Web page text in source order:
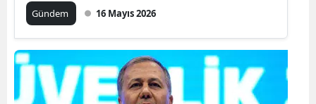
Gündem 16 Mayıs 2026